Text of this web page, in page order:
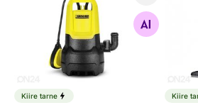
Pump Kärcher SP 9.500 Dirt
Otsi sarnaseid
Kiire tarne Kiire